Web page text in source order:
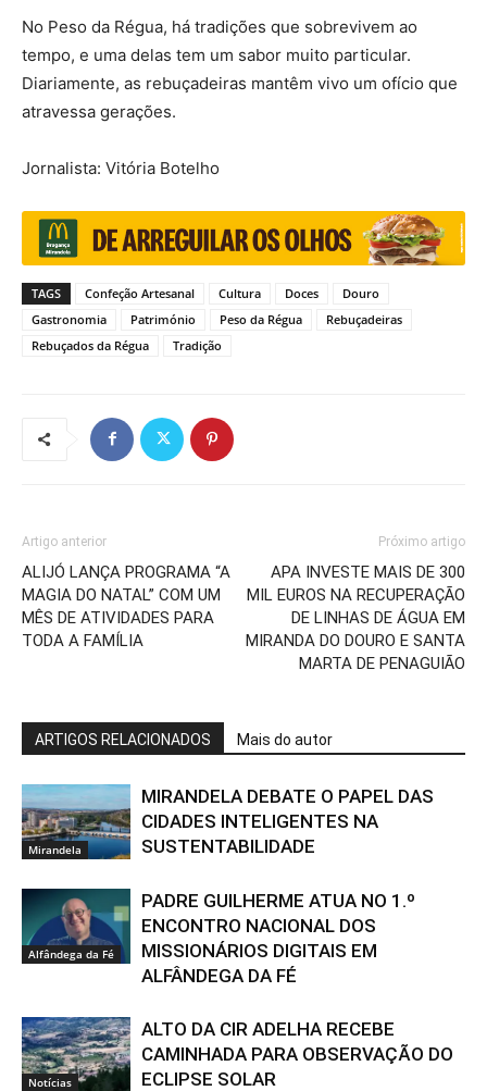
No Peso da Régua, há tradições que sobrevivem ao
tempo, e uma delas tem um sabor muito particular.
Diariamente, as rebuçadeiras mantêm vivo um ofício que
atravessa gerações.
Jornalista: Vitória Botelho
TAGS Confeção Artesanal Cultura Doces
Douro
Gastronomia
Património Peso da Régua
Rebuçadeiras
Rebuçados da Régua
Tradição
Artigo anterior
ALIJÓ LANÇA PROGRAMA “A
MAGIA DO NATAL” COM UM
MÊS DE ATIVIDADES PARA
TODA A FAMÍLIA
Próximo artigo
APA INVESTE MAIS DE 300
MIL EUROS NA RECUPERAÇÃO
DE LINHAS DE ÁGUA EM
MIRANDA DO DOURO E SANTA
MARTA DE PENAGUIÃO
ARTIGOS RELACIONADOS Mais do autor
Mirandela
MIRANDELA DEBATE O PAPEL DAS
CIDADES INTELIGENTES NA
SUSTENTABILIDADE
Alfândega da Fé
PADRE GUILHERME ATUA NO 1.º
ENCONTRO NACIONAL DOS
MISSIONÁRIOS DIGITAIS EM
ALFÂNDEGA DA FÉ
Notícias
ALTO DA CIR ADELHA RECEBE
CAMINHADA PARA OBSERVAÇÃO DO
ECLIPSE SOLAR